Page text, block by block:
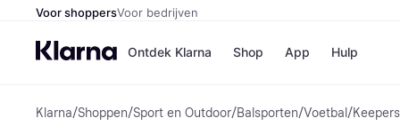
Voor shoppersVoor bedrijven
Ontdek Klarna Shop
Winkels
App Hulp
Klarna/Shoppen/Sport en Outdoor/Balsporten/Voetbal /